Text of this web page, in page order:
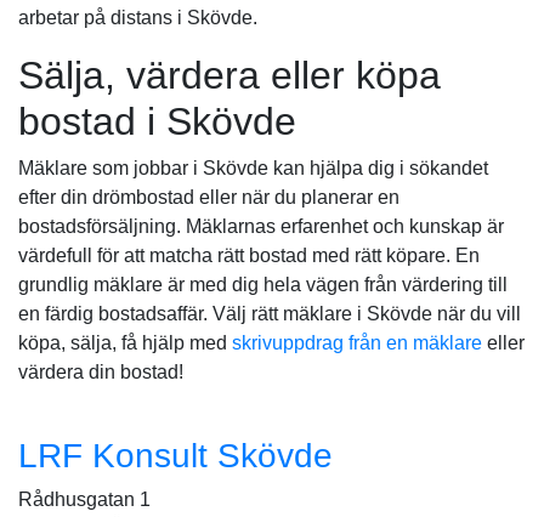
arbetar på distans i Skövde.
Sälja, värdera eller köpa
bostad i Skövde
Mäklare som jobbar i Skövde kan hjälpa dig i sökandet
efter din drömbostad eller när du planerar en
bostadsförsäljning. Mäklarnas erfarenhet och kunskap är
värdefull för att matcha rätt bostad med rätt köpare. En
grundlig mäklare är med dig hela vägen från värdering till
en färdig bostadsaffär. Välj rätt mäklare i Skövde när du vill
köpa, sälja, få hjälp med skrivuppdrag från en mäklare eller
värdera din bostad!
LRF Konsult Skövde
Rådhusgatan 1